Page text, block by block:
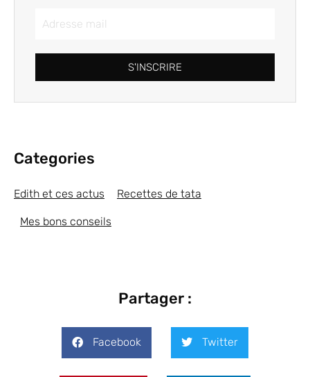
S'INSCRIRE
Categories
Edith et ces actus Recettes de tata
Mes bons conseils
Partager :
Facebook Twitter